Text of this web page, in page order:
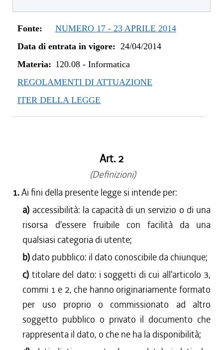
Fonte:
NUMERO 17 - 23 APRILE 2014
Data di entrata in vigore: 24/04/2014
Materia: 120.08- Informatica
REGOLAMENTI DI ATTUAZIONE
ITER DELLA LEGGE
Art. 2
(Definizioni)
1.Ai fini della presente legge si intende per:
a) accessibilità: la capacità di un servizio o di una
risorsa d'essere fruibile con facilità da una
qualsiasi categoria di utente;
b) dato pubblico: il dato conoscibile da chiunque;
c) titolare del dato: i soggetti di cui all'articolo 3,
commi 1 e 2, che hanno originariamente formato
per uso proprio o commissionato ad altro
soggetto pubblico o privato il documento che
rappresenta il dato, o che ne ha la disponibilità;